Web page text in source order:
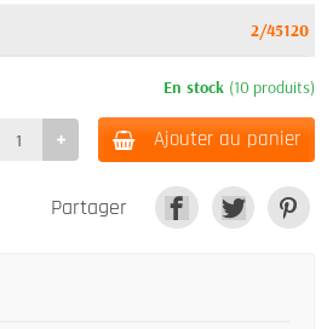
2/45120
En stock (10 produits)
Ajouter au panier
Partager